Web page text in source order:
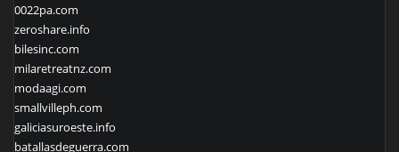
0022pa.com
zeroshare.info
bilesinc.com
milaretreatnz.com
modaagi.com
smallvilleph.com
galiciasuroeste.info
batallasdeguerra.com